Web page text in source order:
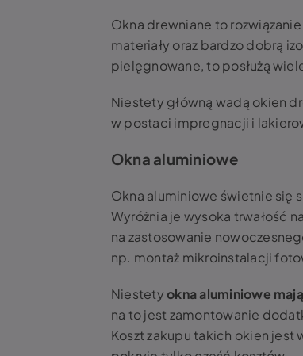
Okna drewniane to
materiały oraz bardzo dobrą
pielęgnowane, to posłużą
Niestety główną wadą okien
w postaci impregnacji i
Okna aluminiowe
Okna aluminiowe świetnie się
Wyróżnia je wysoka trwałość
na zastosowanie
np. montaż mikroinstalacji
Niestetyokna aluminiowe
na to jest zamontowanie
Koszt zakupu takich okien jest